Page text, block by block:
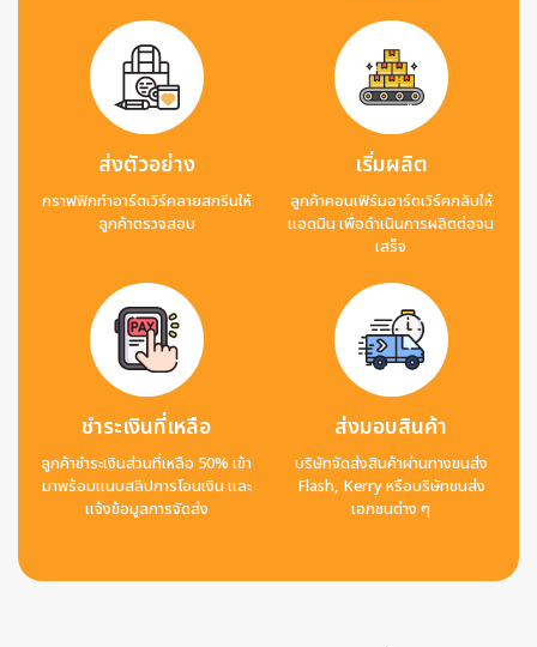
ส่งตัวอย่าง
กราฟฟิกทำอาร์ตเวิร์คลายสกรีนให้
ลูกค้าตรวจสอบ
เริ่มผลิต
ลูกค้าคอนเฟิร์มอาร์ตเวิร์คกลับให้
แอดมิน เพื่อดำเนินการผลิตต่อจน
เสร็จ
ชำระเงินที่เหลือ
ลูกค้าชำระเงินส่วนที่เหลือ 50% เข้า
มาพร้อมแนบสลิปการโอนเงิน และ
แจ้งข้อมูลการจัดส่ง
ส่งมอบสินค้า
บริษัทจัดส่งสินค้าผ่านทางขนส่ง
Flash, Kerry หรือบริษัทขนส่ง
เอกชนต่าง ๆ